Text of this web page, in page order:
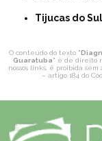
Tijucas do Sul
O conteúdo do texto "
Guaratuba" é de direito
nossos links, é proibida
– artigo 184 do